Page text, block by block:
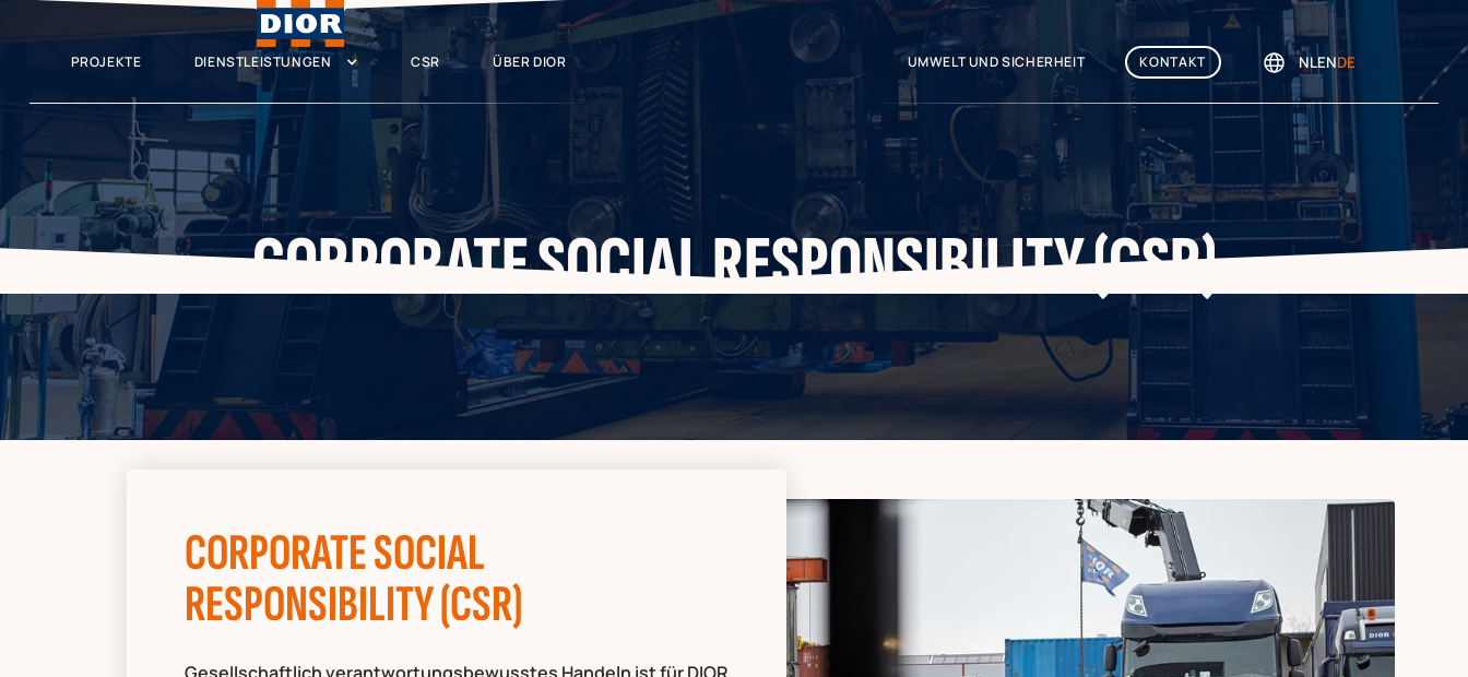
PROJEKTE DIENSTLEISTUNGEN CSR ÜBER DIOR UMWELT UND SICHERHEIT KONTAKT NLENDE
CORPORATE SOCIAL RESPONSIBILITY (CSR)
CORPORATE SOCIAL
RESPONSIBILITY (CSR)